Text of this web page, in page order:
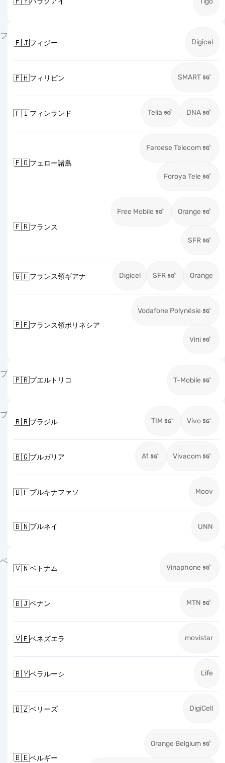
フ
🇫🇯フィジー Digicel
🇵🇭フィリピン SMART
🇫🇮フィンランド Telia DNA
🇫🇴フェロー諸島
Faroese Telecom
Foroya Tele
🇫🇷フランス
Free Mobile Orange
SFR
🇬🇫フランス領ギアナ Digicel SFR Orange
🇵🇫フランス領ポリネシア
Vodafone Polynésie
Vini
プ
🇵🇷プエルトリコ T-Mobile
ブ
🇧🇷ブラジル TIM Vivo
🇧🇬ブルガリア A1 Vivacom
🇧🇫ブルキナファソ Moov
🇧🇳ブルネイ UNN
ベ
🇻🇳ベトナム Vinaphone
🇧🇯ベナン MTN
🇻🇪ベネズエラ movistar
🇧🇾ベラルーシ Life
🇧🇿ベリーズ DigiCell
🇧🇪ベルギー
Orange Belgium